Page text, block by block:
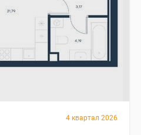
4 квартал 2026